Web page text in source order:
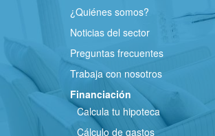
¿Quiénes somos?
Noticias del sector
Preguntas frecuentes
Trabaja con nosotros
Financiación
Calcula tu hipoteca
Cálculo de gastos